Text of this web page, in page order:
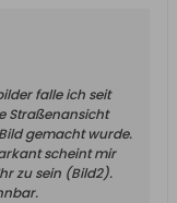
falle ich seit
Straßenansicht
gemacht wurde.
scheint mir
zu sein (Bild2).